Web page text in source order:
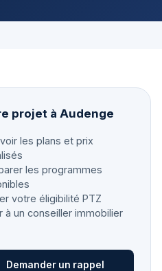
projet à Audenge
les plans et prix
les programmes
votre éligibilité PTZ
à un conseiller immobilier
Demander un rappel